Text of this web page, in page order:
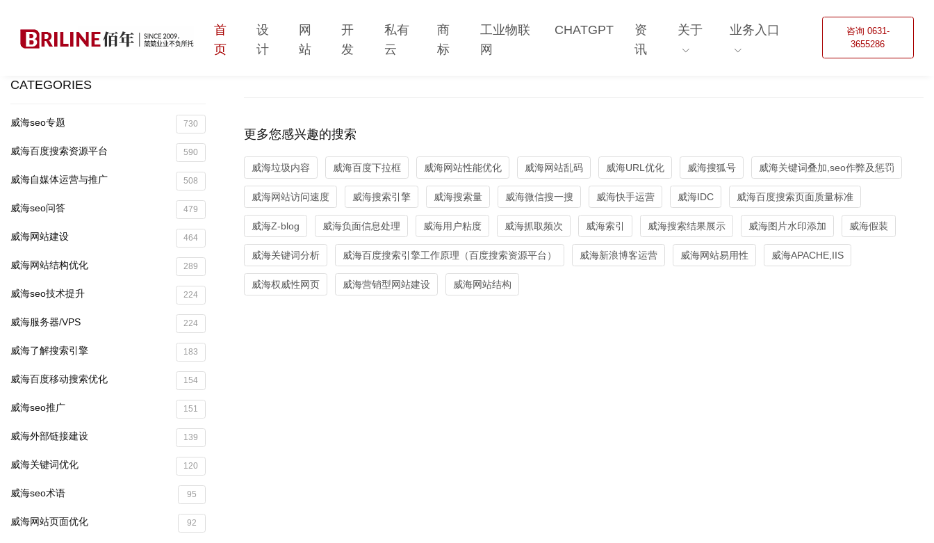
首
页
设
计
网
站
开
发
私有
云
商
标
工业物联
网
CHATGPT
资
讯
关于 业务入口
咨询 0631-
3655286
CATEGORIES
威海seo专题 730
威海百度搜索资源平台 590
威海自媒体运营与推广 508
威海seo问答 479
威海网站建设 464
威海网站结构优化 289
威海seo技术提升 224
威海服务器/VPS 224
威海了解搜索引擎 183
威海百度移动搜索优化 154
威海seo推广 151
威海外部链接建设 139
威海关键词优化 120
威海seo术语 95
威海网站页面优化 92
更多您感兴趣的搜索
威海垃圾内容 威海百度下拉框 威海网站性能优化 威海网站乱码 威海URL优化 威海搜狐号 威海关键词叠加,seo作弊及惩罚
威海网站访问速度 威海搜索引擎 威海搜索量 威海微信搜一搜 威海快手运营 威海IDC 威海百度搜索页面质量标准
威海Z-blog 威海负面信息处理 威海用户粘度 威海抓取频次 威海索引 威海搜索结果展示 威海图片水印添加 威海假装
威海关键词分析 威海百度搜索引擎工作原理（百度搜索资源平台） 威海新浪博客运营 威海网站易用性 威海APACHE,IIS
威海权威性网页 威海营销型网站建设 威海网站结构